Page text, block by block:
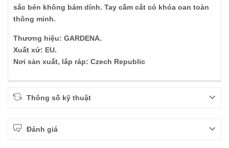
sắc bén không bám dính. Tay cầm cắt có khóa oan toàn
thông minh.
Thương hiệu: GARDENA.
Xuất xứ: EU.
Nơi sản xuất, lắp ráp: Czech Republic
Thông số kỹ thuật
Đánh giá